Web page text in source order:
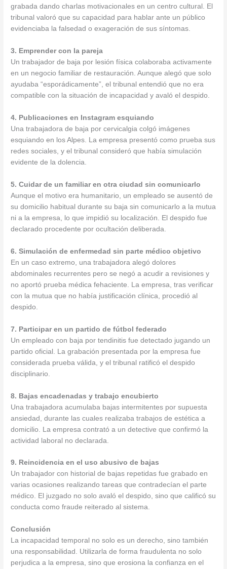
grabada dando charlas motivacionales en un centro cultural. El
tribunal valoró que su capacidad para hablar ante un público
evidenciaba la falsedad o exageración de sus síntomas.
3. Emprender con la pareja
Un trabajador de baja por lesión física colaboraba activamente
en un negocio familiar de restauración. Aunque alegó que solo
ayudaba “esporádicamente”, el tribunal entendió que no era
compatible con la situación de incapacidad y avaló el despido.
4. Publicaciones en Instagram esquiando
Una trabajadora de baja por cervicalgia colgó imágenes
esquiando en los Alpes. La empresa presentó como prueba sus
redes sociales, y el tribunal consideró que había simulación
evidente de la dolencia.
5. Cuidar de un familiar en otra ciudad sin comunicarlo
Aunque el motivo era humanitario, un empleado se ausentó de
su domicilio habitual durante su baja sin comunicarlo a la mutua
ni a la empresa, lo que impidió su localización. El despido fue
declarado procedente por ocultación deliberada.
6. Simulación de enfermedad sin parte médico objetivo
En un caso extremo, una trabajadora alegó dolores
abdominales recurrentes pero se negó a acudir a revisiones y
no aportó prueba médica fehaciente. La empresa, tras verificar
con la mutua que no había justificación clínica, procedió al
despido.
7. Participar en un partido de fútbol federado
Un empleado con baja por tendinitis fue detectado jugando un
partido oficial. La grabación presentada por la empresa fue
considerada prueba válida, y el tribunal ratificó el despido
disciplinario.
8. Bajas encadenadas y trabajo encubierto
Una trabajadora acumulaba bajas intermitentes por supuesta
ansiedad, durante las cuales realizaba trabajos de estética a
domicilio. La empresa contrató a un detective que confirmó la
actividad laboral no declarada.
9. Reincidencia en el uso abusivo de bajas
Un trabajador con historial de bajas repetidas fue grabado en
varias ocasiones realizando tareas que contradecían el parte
médico. El juzgado no solo avaló el despido, sino que calificó su
conducta como fraude reiterado al sistema.
Conclusión
La incapacidad temporal no solo es un derecho, sino también
una responsabilidad. Utilizarla de forma fraudulenta no solo
perjudica a la empresa, sino que erosiona la confianza en el